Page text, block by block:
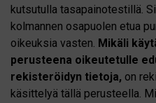
kutsutulla tasapainotestillä.
kolmannen osapuolen etua
oikeuksia vasten. Mikäli
perusteena oikeutetulle
rekisteröidyn tietoja, on
käsittelyä tällä perusteella.